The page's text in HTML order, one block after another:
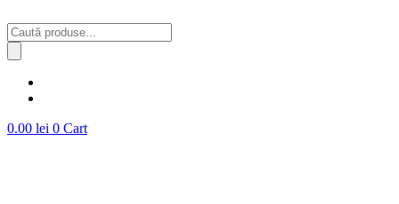
la
conținut
Products
search
0.00 lei 0 Cart